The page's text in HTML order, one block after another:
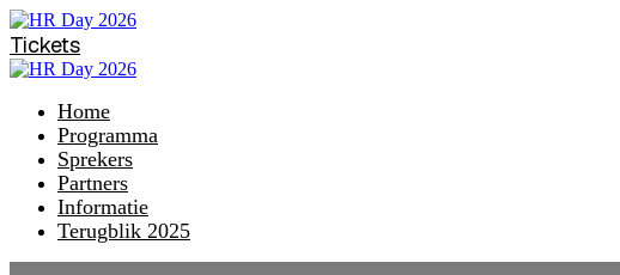
Tickets
Home
Programma
Sprekers
Partners
Informatie
Terugblik 2025